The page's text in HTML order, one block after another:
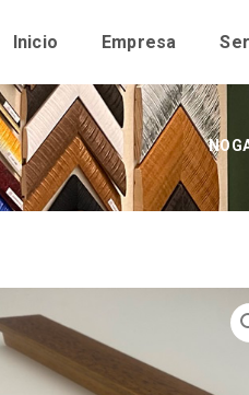
Inicio Empresa